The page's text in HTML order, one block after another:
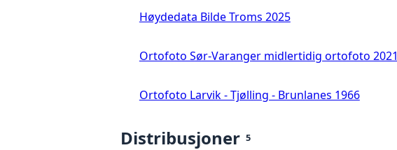
Høydedata Bilde Troms 2025
Ortofoto Sør-Varanger midlertidig ortofoto 2021
Ortofoto Larvik - Tjølling - Brunlanes 1966
Distribusjoner 5